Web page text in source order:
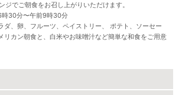
ジでご朝食をお召し上がりいただけます。
時30分〜午前9時30分
ダ、卵、フルーツ、ペイストリー、 ポテト、ソーセー
リカン朝食と、白米やお味噌汁など簡単な和食をご用意